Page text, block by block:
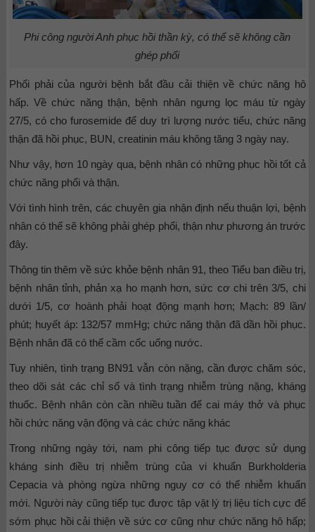
Phi công người Anh phục hồi thần kỳ, có thể sẽ không cần
ghép phổi
Phổi phải của người bệnh bắt đầu cải thiện về chức năng hô
hấp. Về chức năng thận, bệnh nhân ngưng lọc máu từ ngày
27/5, có cho furosemide để duy trì lượng nước tiểu, chức năng
thận đã hồi phục, BUN, creatinin máu không tăng 3 ngày nay.
Như vậy, hơn 10 ngày qua, bệnh nhân có những phục hồi tốt cả
chức năng phổi và thận.
Với tình hình trên, các chuyên gia nhận định nếu thuận lợi, bệnh
nhân có thể sẽ không phải ghép phổi, thận như phương án trước
đây.
Thông tin thêm về sức khỏe bệnh nhân 91, theo Tiểu ban điều trị,
bệnh nhân tỉnh, phản xạ ho mạnh hơn, sức cơ chi trên 3/5, chi
dưới 1/5, cơ hoành phải hoạt động mạnh hơn; Mạch: 89 lần/
phút; huyết áp: 132/57 mmHg; chức năng thận đã dần hồi phục.
Bệnh nhân đã có thể cầm cốc uống nước.
Tuy nhiên, tình trạng BN91 vẫn còn nặng, cần được chăm sóc,
theo dõi sát các chỉ số và tình trạng nhiễm trùng nặng, kháng
thuốc. Bệnh nhân còn cần nhiều tuần để cai máy thở và phục
hồi chức năng vận động và các chức năng khác
Trong những ngày tới, nam phi công tiếp tục được sử dụng
kháng sinh điều trị nhiễm trùng của vi khuẩn Burkholderia
Cepacia và phòng ngừa những nguy cơ có thể nhiễm khuẩn
mới. Người này cũng tiếp tục được tập vật lý trị liệu tích cực để
sớm phục hồi cải thiện về sức cơ cũng như chức năng hô hấp;